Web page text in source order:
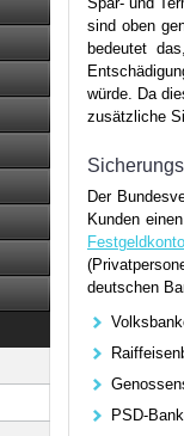
sind oben
bedeutet
würde. Da
zusätzliche
Der
Kunden
Festgeldkonto
deutschen
PSD-